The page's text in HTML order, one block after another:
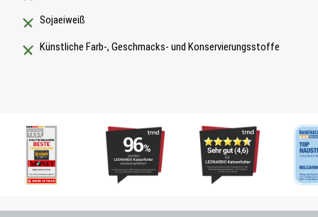
Sojaeiweiß
Künstliche Farb-, Geschmacks- und Konservierungsstoffe